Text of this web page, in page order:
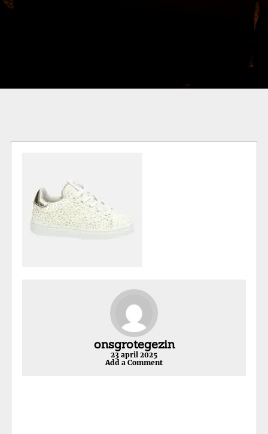
onsgrotegezin
23 april 2025
Add a Comment